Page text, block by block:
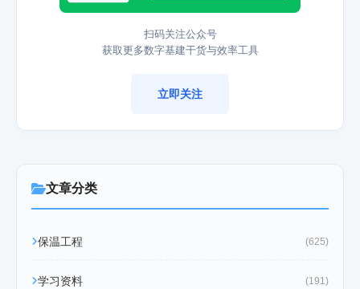
扫码关注公众号
获取更多数字基建干货与效率工具
立即关注
文章分类
保温工程 (625)
学习资料 (191)